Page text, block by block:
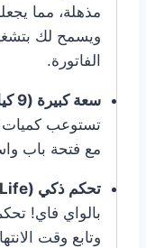
مذهلة، مما
ويسمح لك
الفاتورة.
سعة كبيرة (9 كيلو):
تستوعب كميات
مع فتحة باب
تحكم ذكي (ConnectLife):
بالواي فاي!
وتابع وقت